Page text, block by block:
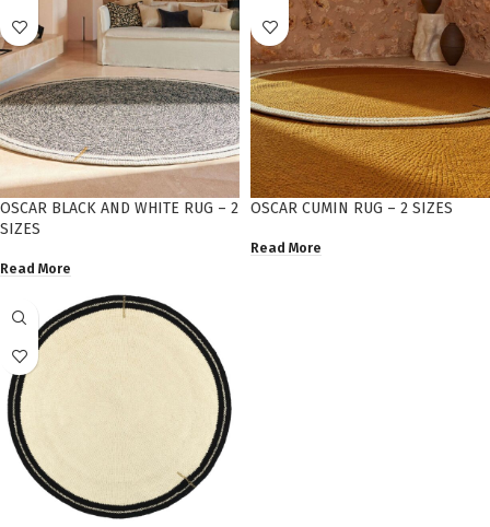
OSCAR BLACK AND WHITE RUG – 2
SIZES
Read More
OSCAR CUMIN RUG – 2 SIZES
Read More